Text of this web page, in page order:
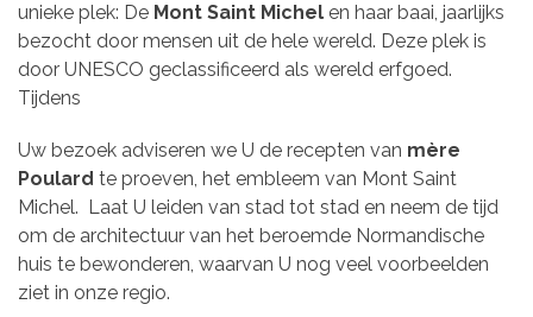
unieke plek: De Mont Saint Michel en haar baai, jaarlijks
bezocht door mensen uit de hele wereld. Deze plek is
door UNESCO geclassificeerd als wereld erfgoed.
Tijdens
Uw bezoek adviseren we U de recepten van mère
Poulard te proeven, het embleem van Mont Saint
Michel. Laat U leiden van stad tot stad en neem de tijd
om de architectuur van het beroemde Normandische
huis te bewonderen, waarvan U nog veel voorbeelden
ziet in onze regio.